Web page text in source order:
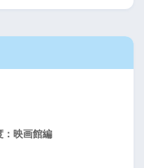
：映画館編